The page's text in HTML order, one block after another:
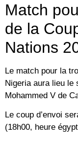
Match
de la
Nations
Le match pour la
Nigeria aura lieu le
Mohammed V de
Le coup d’envoi
(18h00, heure